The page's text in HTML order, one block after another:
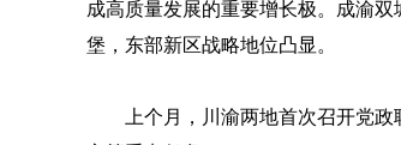
成高质量发展的重要增长极。成渝
堡，东部新区战略地位凸显。
上个月，川渝两地首次召开党